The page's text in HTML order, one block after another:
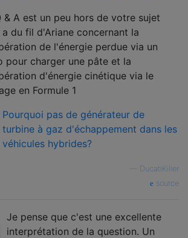
& A est un peu hors de votre sujet
a du fil d'Ariane concernant la
de l'énergie perdue via un
pour charger une pâte et la
d'énergie cinétique via le
en Formule 1
Pourquoi pas de générateur de
turbine à gaz d'échappement dans les
véhicules hybrides?
DucatiKiller
source
Je pense que c'est une excellente
interprétation de la question. Un